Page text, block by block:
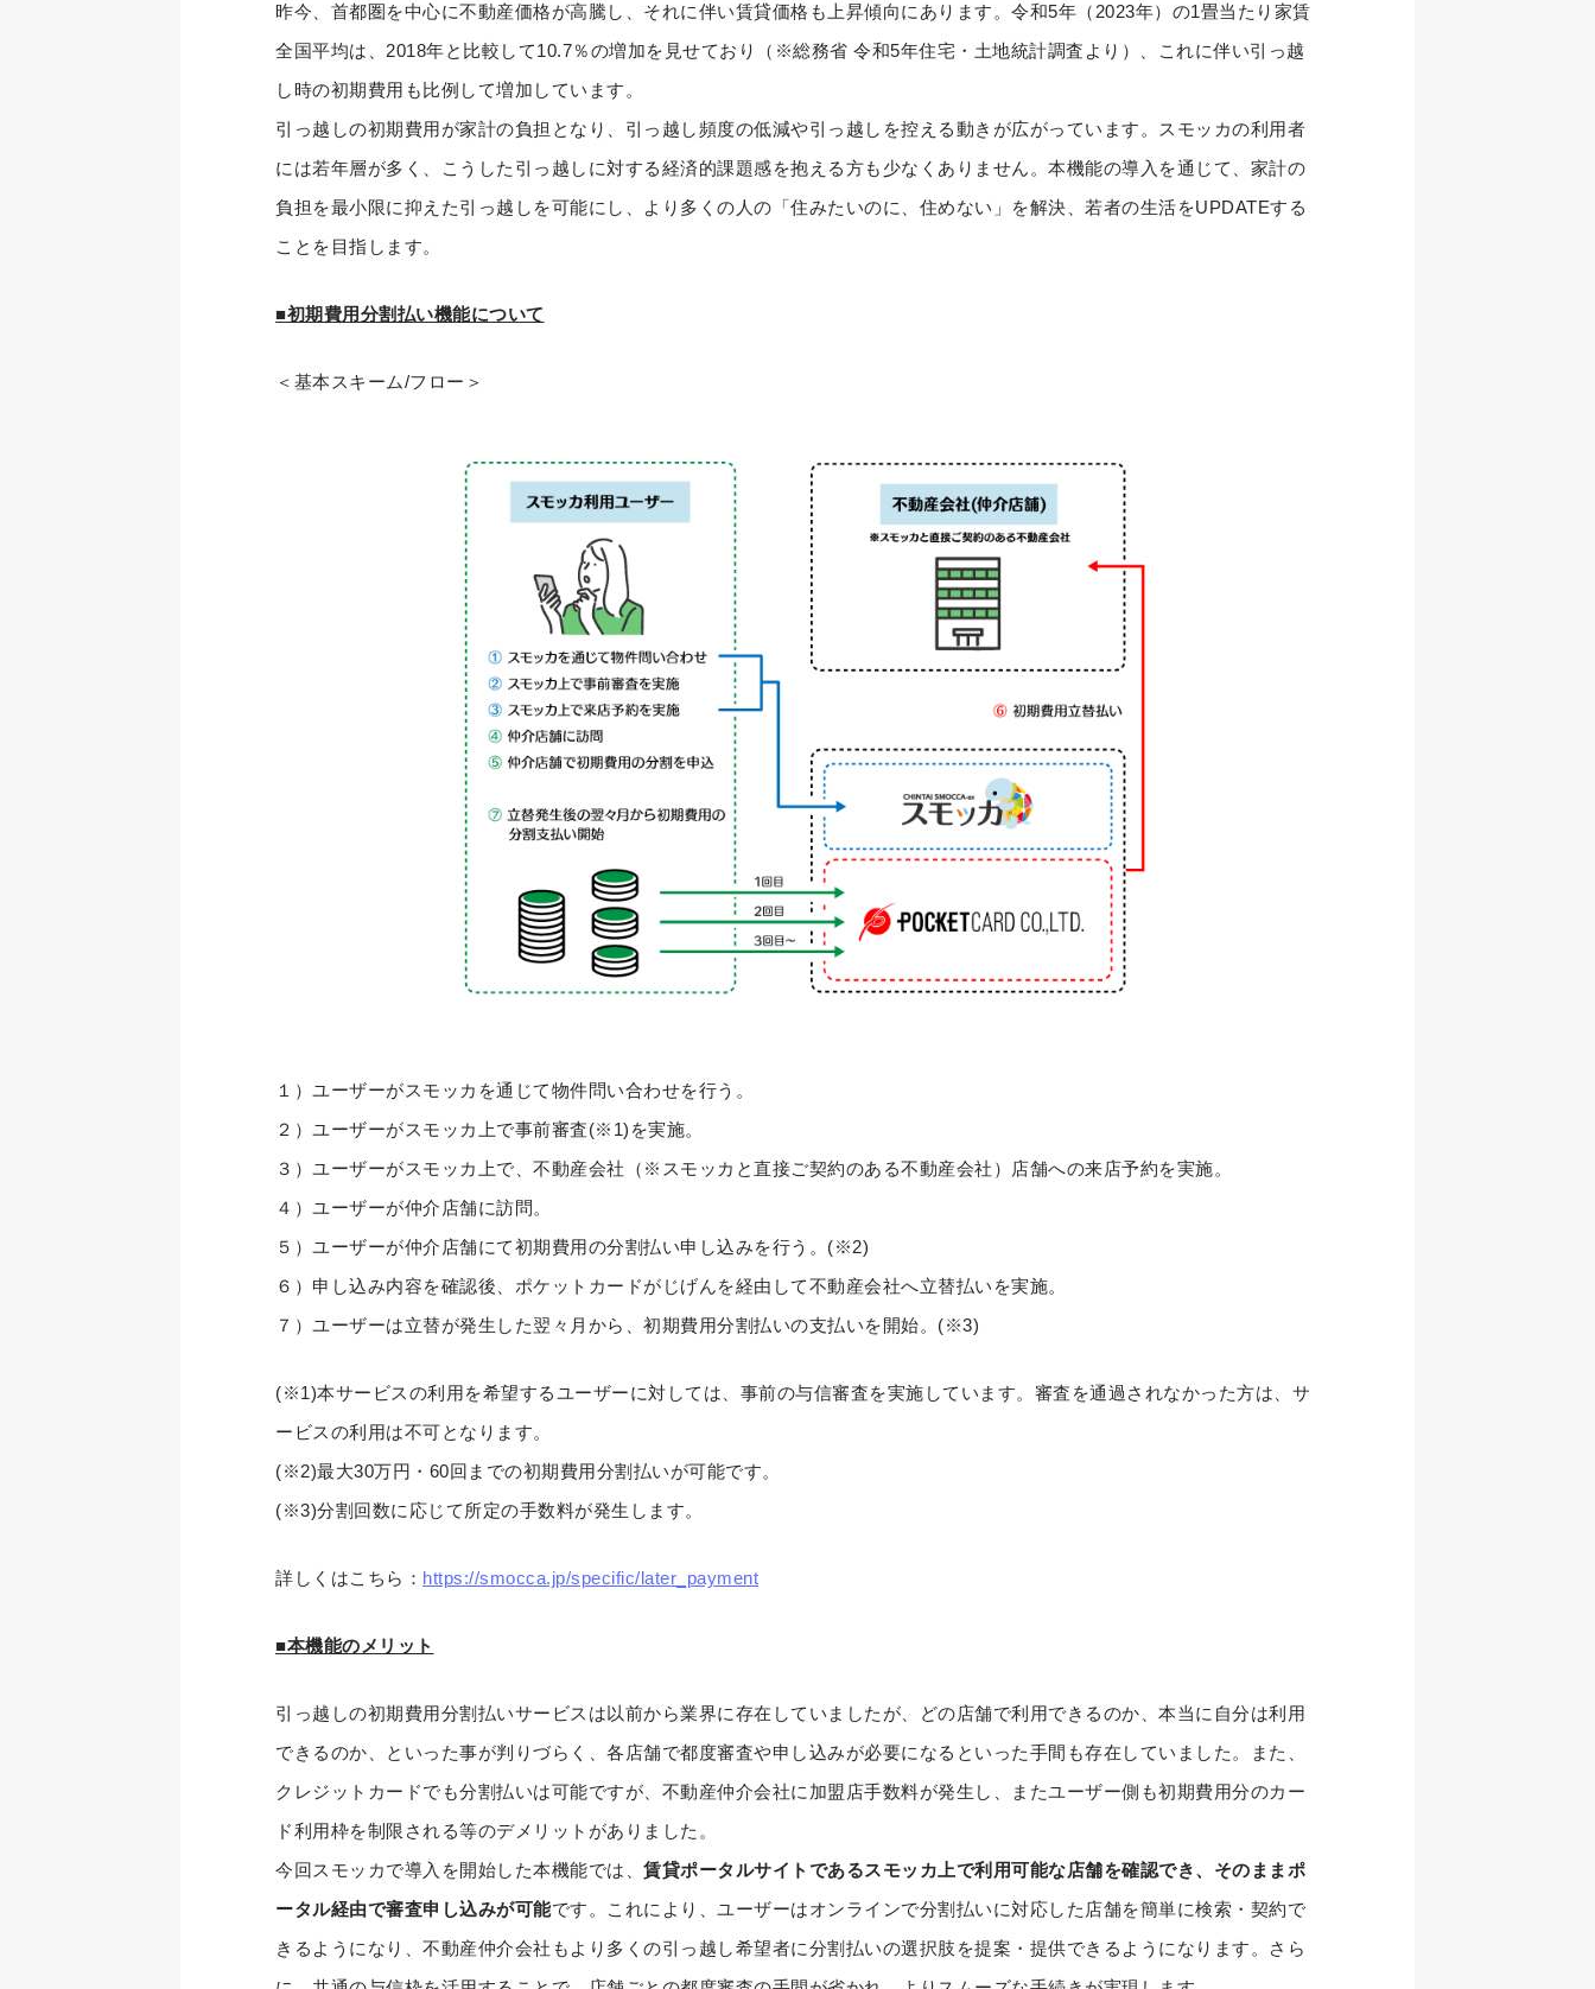
昨今、首都圏を中心に不動産価格が高騰し、それに伴い賃貸価格も上昇傾向にあります。令和5年（2023年）の1畳当たり家賃
全国平均は、2018年と比較して10.7％の増加を見せており（※総務省 令和5年住宅・土地統計調査より）、これに伴い引っ越
し時の初期費用も比例して増加しています。
引っ越しの初期費用が家計の負担となり、引っ越し頻度の低減や引っ越しを控える動きが広がっています。スモッカの利用者
には若年層が多く、こうした引っ越しに対する経済的課題感を抱える方も少なくありません。本機能の導入を通じて、家計の
負担を最小限に抑えた引っ越しを可能にし、より多くの人の「住みたいのに、住めない」を解決、若者の生活をUPDATEする
ことを目指します。
■初期費用分割払い機能について
＜基本スキーム/フロー＞
１）ユーザーがスモッカを通じて物件問い合わせを行う。
２）ユーザーがスモッカ上で事前審査(※1)を実施。
３）ユーザーがスモッカ上で、不動産会社（※スモッカと直接ご契約のある不動産会社）店舗への来店予約を実施。
４）ユーザーが仲介店舗に訪問。
５）ユーザーが仲介店舗にて初期費用の分割払い申し込みを行う。(※2)
６）申し込み内容を確認後、ポケットカードがじげんを経由して不動産会社へ立替払いを実施。
７）ユーザーは立替が発生した翌々月から、初期費用分割払いの支払いを開始。(※3)
(※1)本サービスの利用を希望するユーザーに対しては、事前の与信審査を実施しています。審査を通過されなかった方は、サ
ービスの利用は不可となります。
(※2)最大30万円・60回までの初期費用分割払いが可能です。
(※3)分割回数に応じて所定の手数料が発生します。
詳しくはこちら： https://smocca.jp/specific/later_payment
■本機能のメリット
引っ越しの初期費用分割払いサービスは以前から業界に存在していましたが、どの店舗で利用できるのか、本当に自分は利用
できるのか、といった事が判りづらく、各店舗で都度審査や申し込みが必要になるといった手間も存在していました。また、
クレジットカードでも分割払いは可能ですが、不動産仲介会社に加盟店手数料が発生し、またユーザー側も初期費用分のカー
ド利用枠を制限される等のデメリットがありました。
今回スモッカで導入を開始した本機能では、 賃貸ポータルサイトであるスモッカ上で利用可能な店舗を確認でき、そのままポ
ータル経由で審査申し込みが可能です。これにより、ユーザーはオンラインで分割払いに対応した店舗を簡単に検索・契約で
きるようになり、不動産仲介会社もより多くの引っ越し希望者に分割払いの選択肢を提案・提供できるようになります。さら